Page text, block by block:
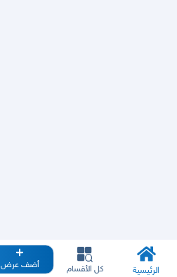
الرئيسية كل الأقسام أضف عرض